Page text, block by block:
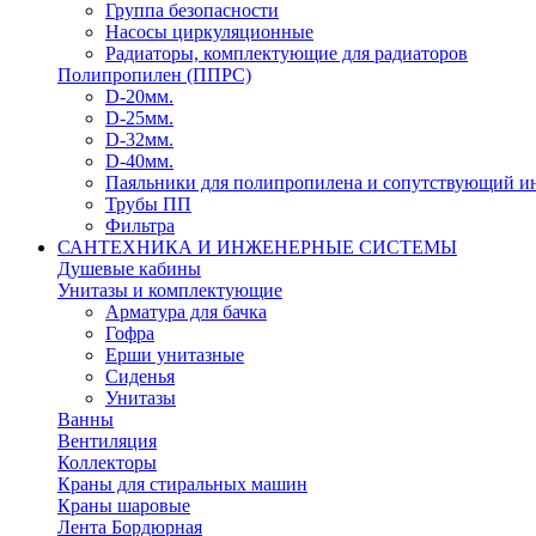
Группа безопасности
Насосы циркуляционные
Радиаторы, комплектующие для радиаторов
Полипропилен (ППРС)
D-20мм.
D-25мм.
D-32мм.
D-40мм.
Паяльники для полипропилена и сопутствующий
Трубы ПП
Фильтра
САНТЕХНИКА И ИНЖЕНЕРНЫЕ СИСТЕМЫ
Душевые кабины
Унитазы и комплектующие
Арматура для бачка
Гофра
Ерши унитазные
Сиденья
Унитазы
Ванны
Вентиляция
Коллекторы
Краны для стиральных машин
Краны шаровые
Лента Бордюрная